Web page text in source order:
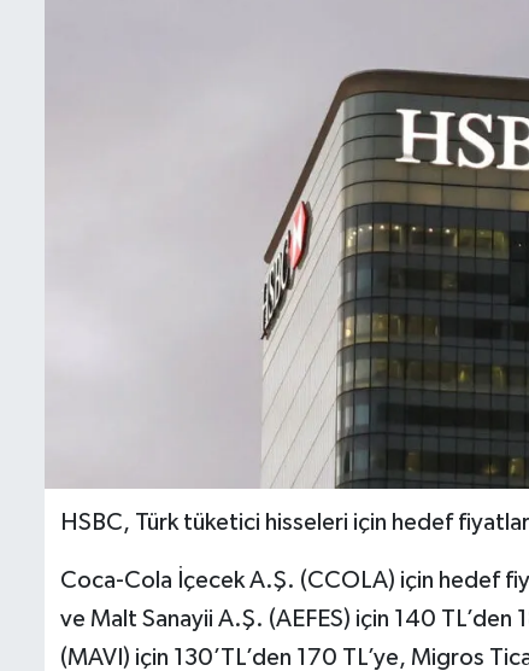
HSBC, Türk tüketici hisseleri için hedef
Coca-Cola İçecek A.Ş. (CCOLA) için hedef
ve Malt Sanayii A.Ş. (AEFES) için 140 TL’den
(MAVI) için 130’TL’den 170 TL’ye, Migros